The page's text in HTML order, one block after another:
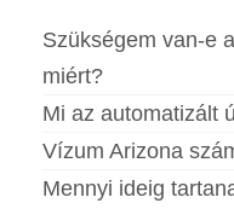
Szükségem van-e
miért?
Mi az automatizált
Vízum Arizona
Mennyi ideig